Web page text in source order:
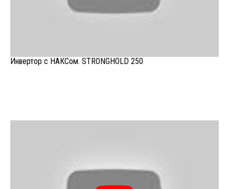
Инвертор с НАКСом. STRONGHOLD 250